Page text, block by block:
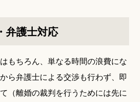
弁護士対応
もちろん、単なる時間の浪費にな
ら弁護士による交渉も行わず、即
（離婚の裁判を行うためには先に